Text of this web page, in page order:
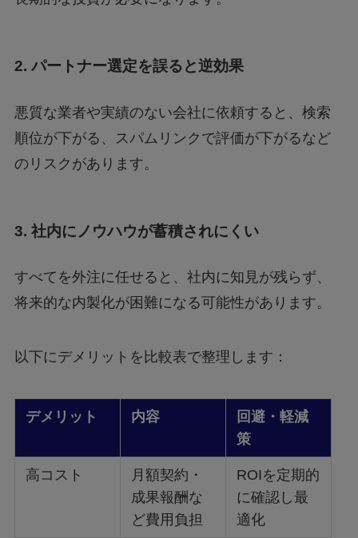
2. パートナー選定を誤ると逆効果
悪質な業者や実績のない会社に依頼すると、検索
順位が下がる、スパムリンクで評価が下がるなど
のリスクがあります。
3. 社内にノウハウが蓄積されにくい
すべてを外注に任せると、社内に知見が残らず、
将来的な内製化が困難になる可能性があります。
以下にデメリットを比較表で整理します：
デメリット 内容
回避・軽減
策
高コスト
月額契約・
成果報酬な
ど費用負担
ROIを定期的
に確認し最
適化